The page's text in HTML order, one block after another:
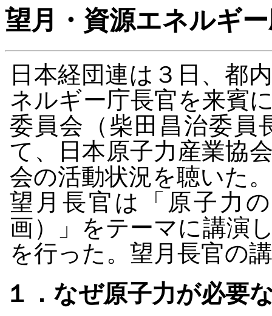
望月・資源エネルギ
日本経団連は３日、都
ネルギー庁長官を来賓
委員会（柴田昌治委員
て、日本原子力産業協
会の活動状況を聴いた
望月長官は「原子力
画）」をテーマに講演
を行った。望月長官の
１．なぜ原子力が必要